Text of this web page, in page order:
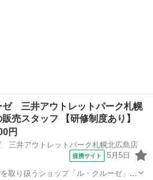
ゼ 三井アウトレットパーク札幌
売スタッフ 【研修制度あり】
円
三井アウトレットパーク札幌北広島店
提携サイト 5月5日
取り扱うショップ「ル・クルーゼ」で